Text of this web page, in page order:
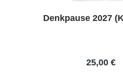
Denkpause 2027
25,00 €